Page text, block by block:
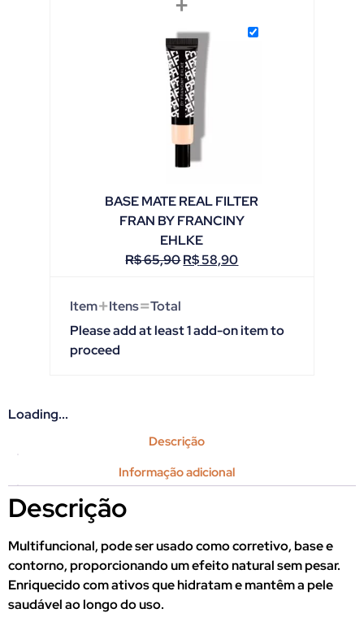
BASE MATE REAL FILTER
FRAN BY FRANCINY
EHLKE
R$65,90R$58,90
Item+Itens=Total
Please add at least 1 add-on item to
proceed
Loading...
Descrição
Informação adicional
Descrição
Multifuncional, pode ser usado como corretivo, base e
contorno, proporcionando um efeito natural sem pesar.
Enriquecido com ativos que hidratam e mantêm a pele
saudável ao longo do uso.